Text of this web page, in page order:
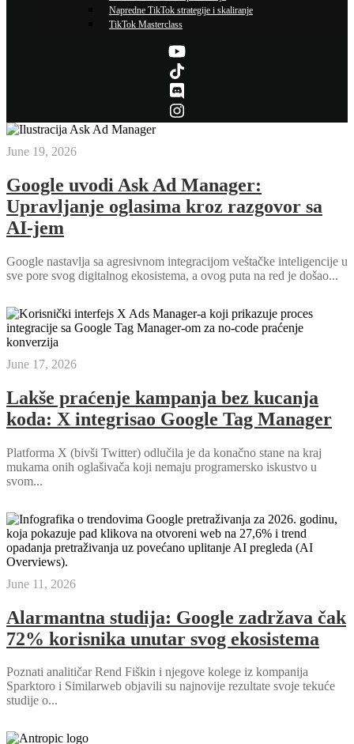
Napredne TikTok strategije i skaliranje
TikTok Masterclass
June 19, 2026
Google uvodi Ask Ad Manager:
Upravljanje oglasima kroz razgovor sa
AI-jem
Google nastavlja sa agresivnom integracijom veštačke inteligencije u
sve pore svog digitalnog ekosistema, a ovog puta na red je došao...
June 17, 2026
Lakše praćenje kampanja bez kucanja
koda: X integrisao Google Tag Manager
Platforma X (bivši Twitter) odlučila je da konačno stane na kraj
mukama onih oglašivača koji nemaju programersko iskustvo u
svom...
June 11, 2026
Alarmantna studija: Google zadržava čak
72% korisnika unutar svog ekosistema
Poznati analitičar Rend Fiškin i njegove kolege iz kompanija
Sparktoro i Similarweb objavili su najnovije rezultate svoje tekuće
studije o...